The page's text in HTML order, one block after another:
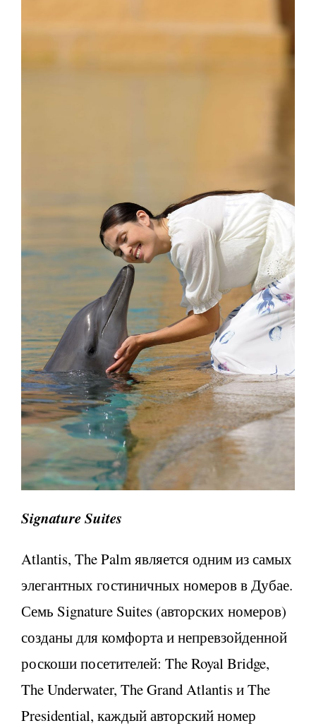
Signature Suites
Atlantis, The Palm является одним из самых
элегантных гостиничных номеров в Дубае.
Семь Signature Suites (авторских номеров)
созданы для комфорта и непревзойденной
роскоши посетителей: The Royal Bridge,
The Underwater, The Grand Atlantis и The
Presidential, каждый авторский номер